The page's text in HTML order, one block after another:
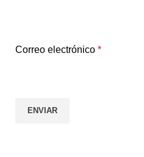
Correo electrónico *